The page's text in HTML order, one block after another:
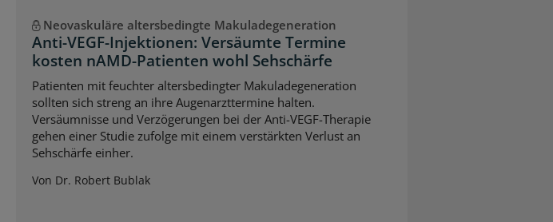
Neovaskuläre altersbedingte Makuladegeneration
Anti-VEGF-Injektionen: Versäumte Termine
kosten nAMD-Patienten wohl Sehschärfe
Patienten mit feuchter altersbedingter Makuladegeneration
sollten sich streng an ihre Augenarzttermine halten.
Versäumnisse und Verzögerungen bei der Anti-VEGF-Therapie
gehen einer Studie zufolge mit einem verstärkten Verlust an
Sehschärfe einher.
Von Dr. Robert Bublak